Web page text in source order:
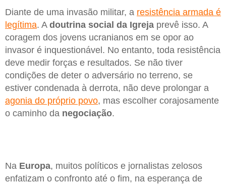
Diante de uma invasão militar, a resistência armada é
legítima. A doutrina social da Igreja prevê isso. A
coragem dos jovens ucranianos em se opor ao
invasor é inquestionável. No entanto, toda resistência
deve medir forças e resultados. Se não tiver
condições de deter o adversário no terreno, se
estiver condenada à derrota, não deve prolongar a
agonia do próprio povo, mas escolher corajosamente
o caminho da negociação.
Na Europa, muitos políticos e jornalistas zelosos
enfatizam o confronto até o fim, na esperança de